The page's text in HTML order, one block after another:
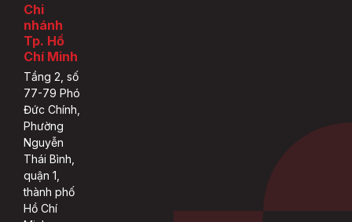
Chi
nhánh
Tp. Hồ
Chí Minh
Tầng 2, số
77-79 Phó
Đức Chính,
Phường
Nguyễn
Thái Bình,
quận 1,
thành phố
Hồ Chí